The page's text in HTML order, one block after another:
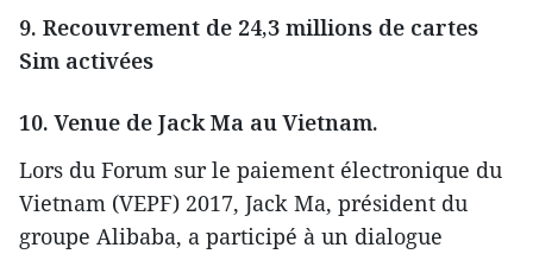
9. Recouvrement de 24,3 millions de cartes
Sim activées
10. Venue de Jack Ma au Vietnam.
Lors du Forum sur le paiement électronique du
Vietnam (VEPF) 2017, Jack Ma, président du
groupe Alibaba, a participé à un dialogue